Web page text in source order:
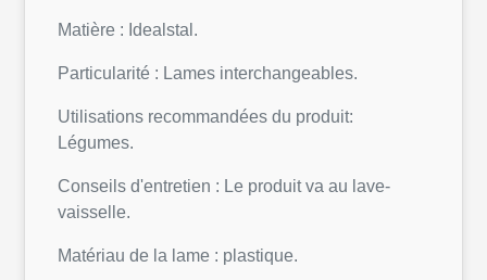
Matière : Idealstal.
Particularité : Lames interchangeables.
Utilisations recommandées du produit:
Légumes.
Conseils d'entretien : Le produit va au lave-
vaisselle.
Matériau de la lame : plastique.